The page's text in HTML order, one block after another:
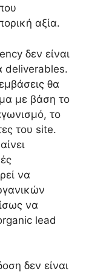
αξία.
δεν είναι
deliverables.
θα
με βάση το
το
του site.
να
να
lead
δεν είναι